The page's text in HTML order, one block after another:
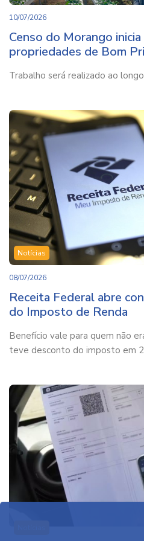
10/07/2026
Censo do Morango
propriedades de Bom
Trabalho será realizado ao
Notícias
08/07/2026
Receita Federal abre
do Imposto de Renda
Benefício vale para quem não
teve desconto do imposto em